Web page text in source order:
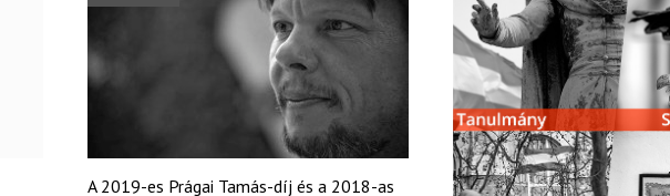
A 2019-es Prágai Tamás-díj és a 2018-as